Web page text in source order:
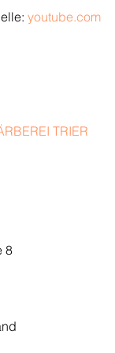
youtube.com
TRIER
8